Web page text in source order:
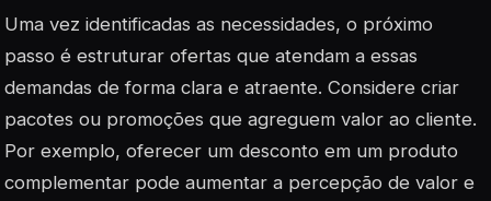
Uma vez identificadas as necessidades, o próximo
passo é estruturar ofertas que atendam a essas
demandas de forma clara e atraente. Considere criar
pacotes ou promoções que agreguem valor ao cliente.
Por exemplo, oferecer um desconto em um produto
complementar pode aumentar a percepção de valor e